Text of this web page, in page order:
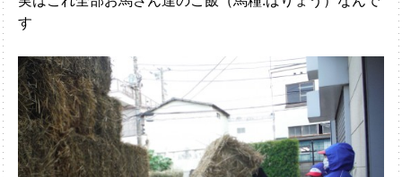
す